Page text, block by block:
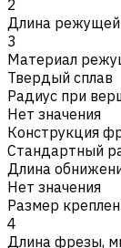
2
Длина режущей
3
Материал
Твердый сплав
Радиус при
Нет значения
Конструкция
Стандартный
Длина
Нет значения
Размер
4
Длина фрезы,